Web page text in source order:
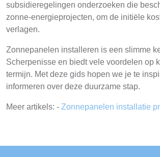
subsidieregelingen onderzoeken die
zonne-energieprojecten, om de initiële
verlagen.
Zonnepanelen installeren is een slimme
Scherpenisse en biedt vele voordelen op
termijn. Met deze gids hopen we je te
informeren over deze duurzame stap.
Meer artikels: - Zonnepanelen installatie